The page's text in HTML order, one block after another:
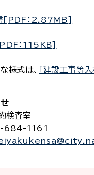
[PDF：2.87MB]
：115KB]
様式は、 「建設工事等
検査室
684-1161